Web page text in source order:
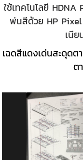
ใช้เทคโนโลยี
พ่นสีด้วย HP Pixel
เนี
เฉดสีแดงเด่นสะดุด
ต